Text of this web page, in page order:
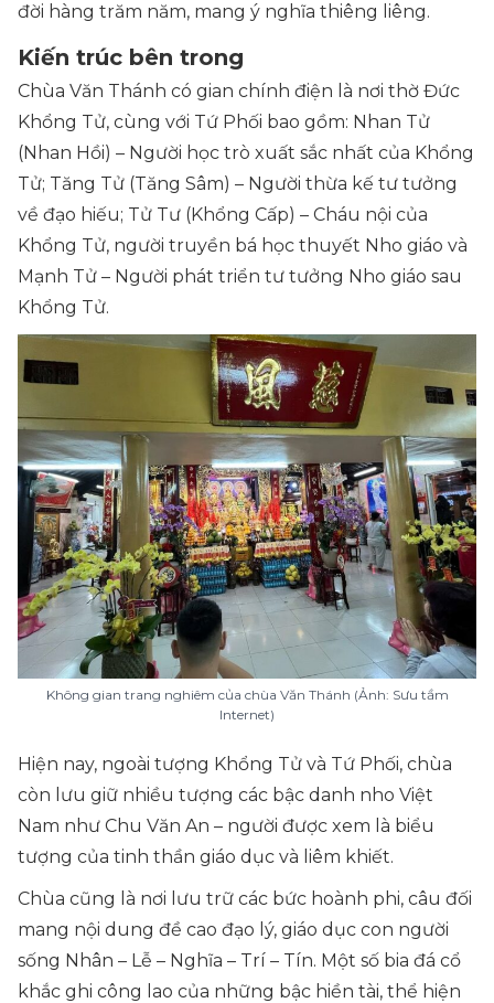
đời hàng trăm năm, mang ý nghĩa thiêng liêng.
Kiến trúc bên trong
Chùa Văn Thánh có gian chính điện là nơi thờ Đức
Khổng Tử, cùng với Tứ Phối bao gồm: Nhan Tử
(Nhan Hồi) – Người học trò xuất sắc nhất của Khổng
Tử; Tăng Tử (Tăng Sâm) – Người thừa kế tư tưởng
về đạo hiếu; Tử Tư (Khổng Cấp) – Cháu nội của
Khổng Tử, người truyền bá học thuyết Nho giáo và
Mạnh Tử – Người phát triển tư tưởng Nho giáo sau
Khổng Tử.
Không gian trang nghiêm của chùa Văn Thánh (Ảnh: Sưu tầm
Internet)
Hiện nay, ngoài tượng Khổng Tử và Tứ Phối, chùa
còn lưu giữ nhiều tượng các bậc danh nho Việt
Nam như Chu Văn An – người được xem là biểu
tượng của tinh thần giáo dục và liêm khiết.
Chùa cũng là nơi lưu trữ các bức hoành phi, câu đối
mang nội dung đề cao đạo lý, giáo dục con người
sống Nhân – Lễ – Nghĩa – Trí – Tín. Một số bia đá cổ
khắc ghi công lao của những bậc hiền tài, thể hiện